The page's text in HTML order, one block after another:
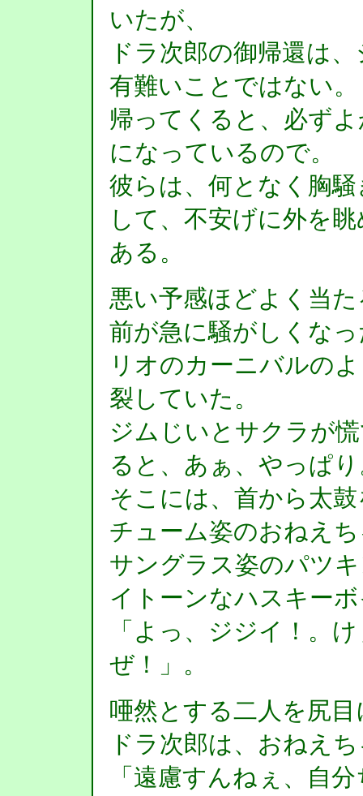
いたが、
ドラ次郎の御帰還は
有難いことではない。
帰ってくると、必ず
になっているので。
彼らは、何となく胸
して、不安げに外を
ある。
悪い予感ほどよく当
前が急に騒がしくな
リオのカーニバルの
裂していた。
ジムじいとサクラが
ると、あぁ、やっぱ
そこには、首から太
チューム姿のおねえ
サングラス姿のパツ
イトーンなハスキー
「よっ、ジジイ！。
ぜ！」。
唖然とする二人を尻
ドラ次郎は、おねえ
「遠慮すんねぇ、自